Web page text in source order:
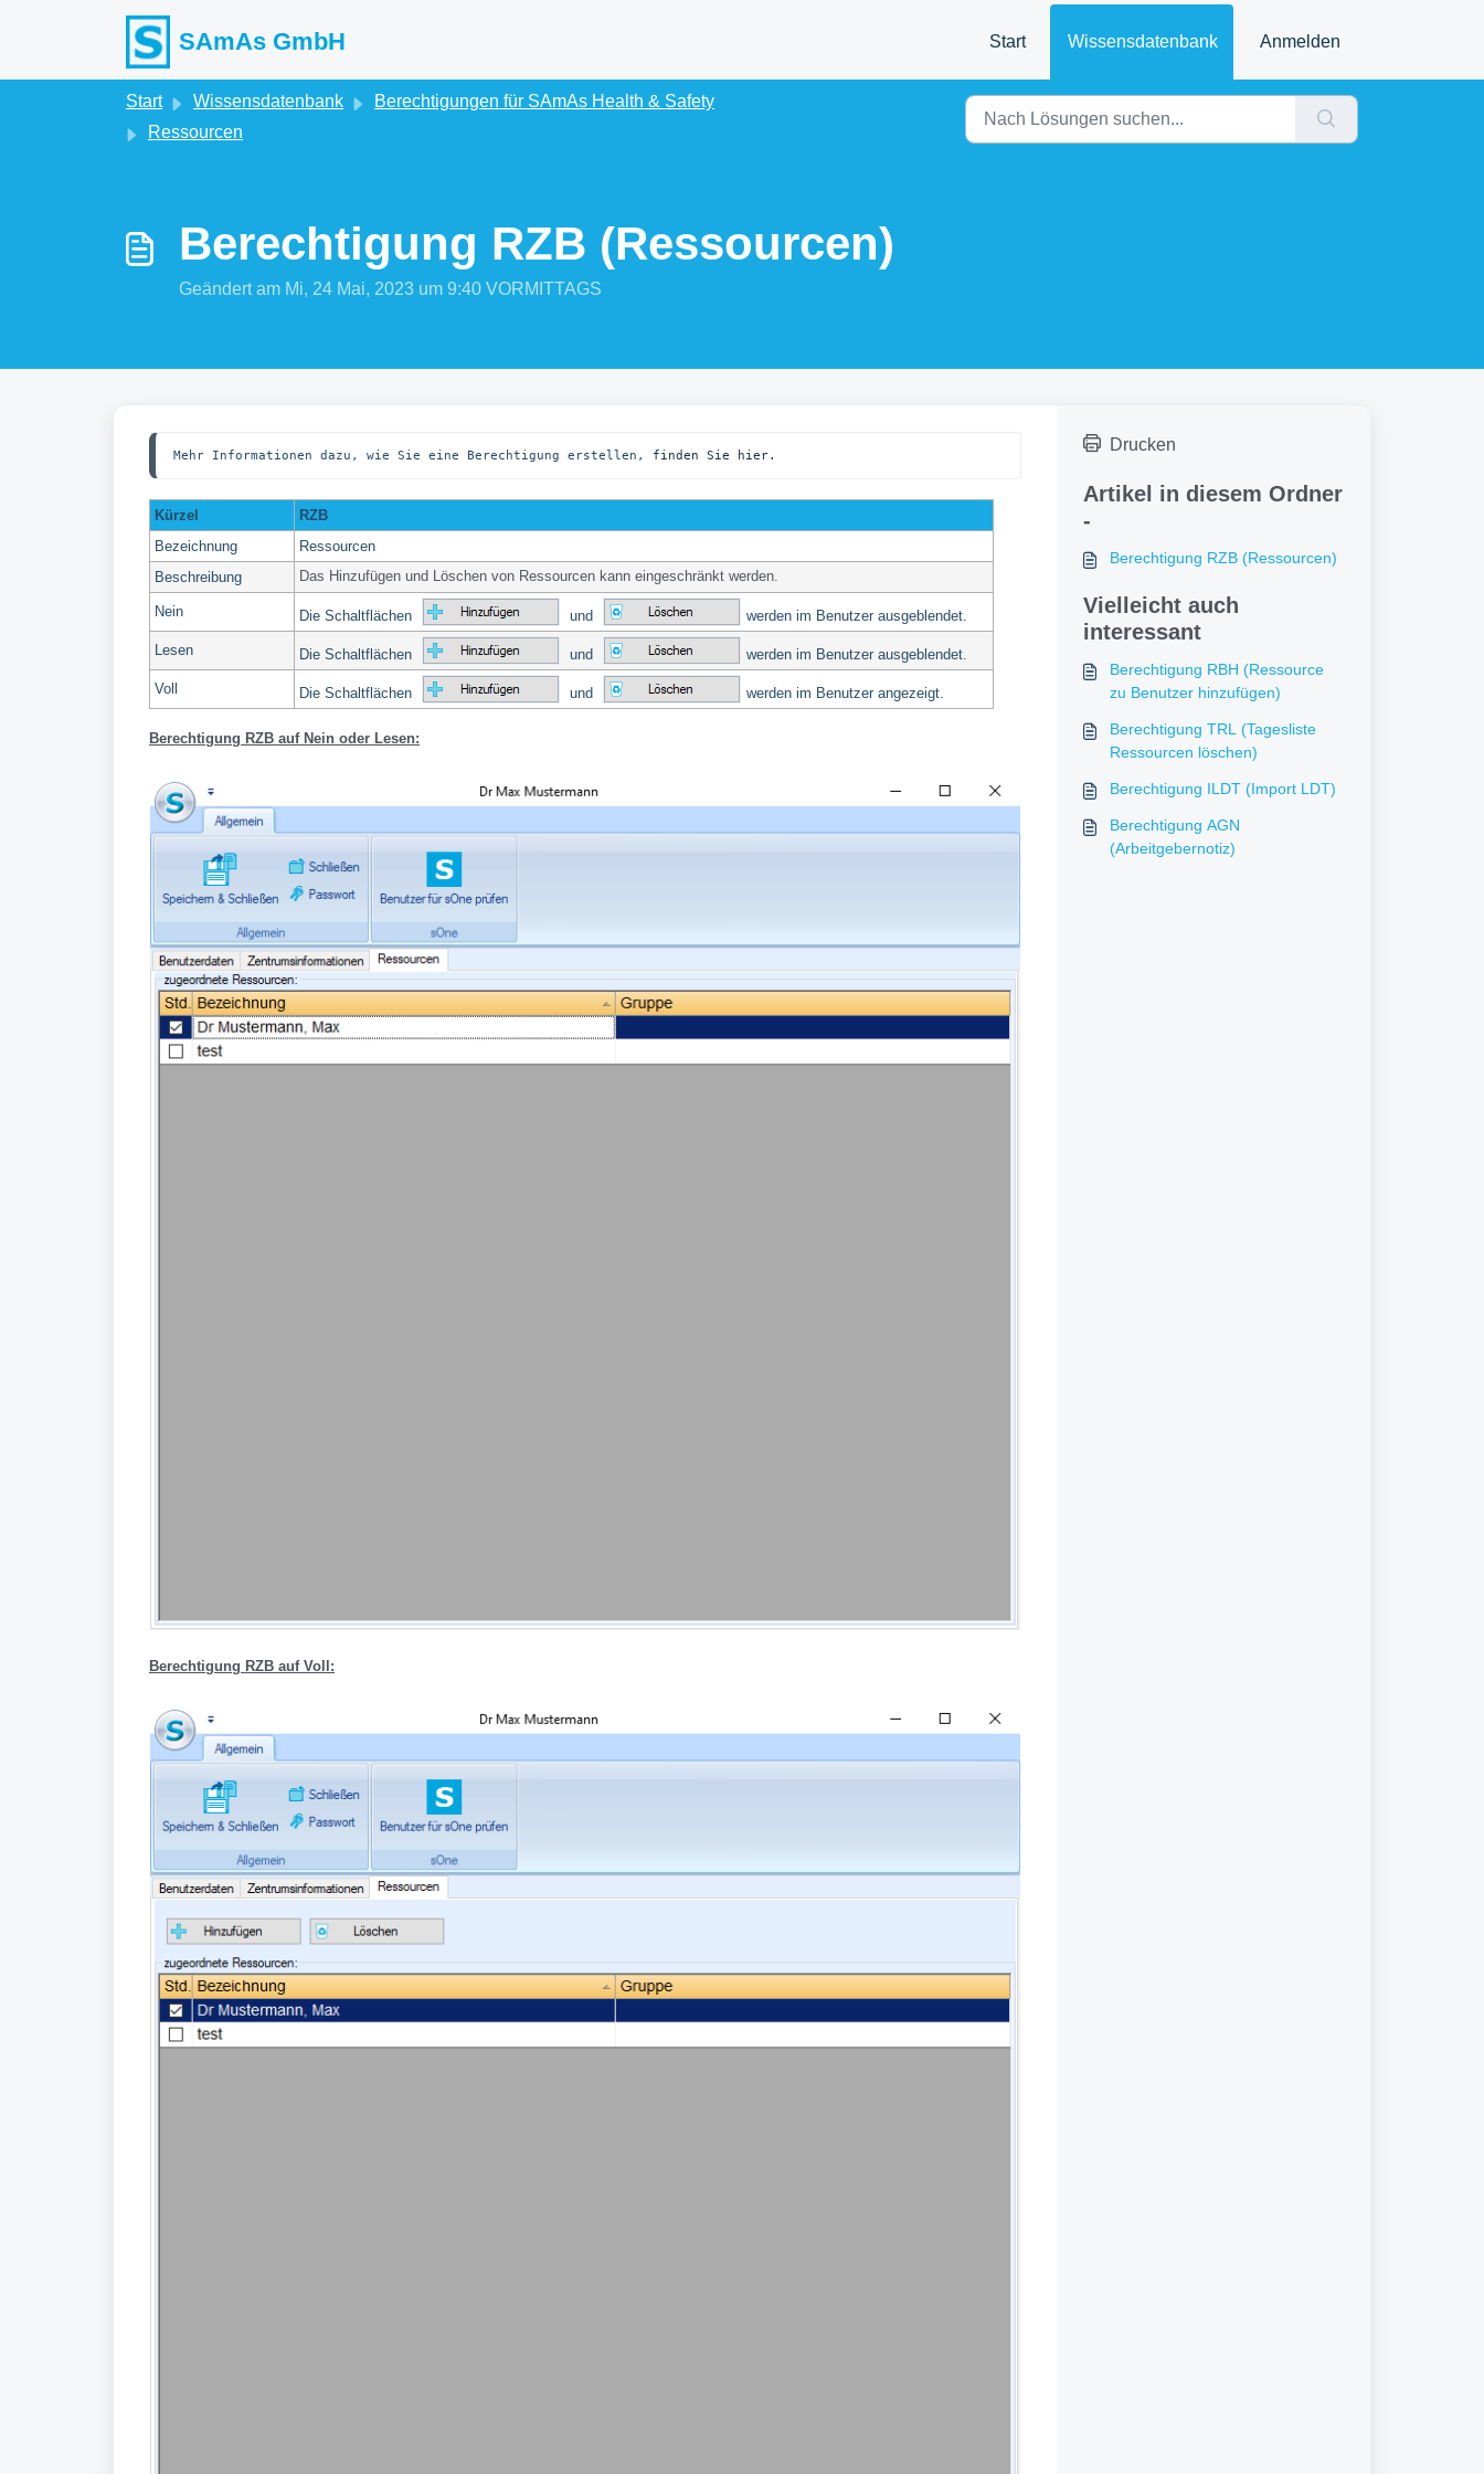
SAmAs GmbH Start Wissensdatenbank Anmelden
Start Wissensdatenbank
Berechtigungen für SAmAs Health & Safety
Ressourcen
Berechtigung RZB (Ressourcen)
Geändert am Mi, 24 Mai, 2023 um 9:40 VORMITTAGS
Mehr Informationen dazu, wie Sie eine Berechtigung erstellen, finden Sie hier.
Kürzel
RZB
Bezeichnung
Ressourcen
Beschreibung
Das Hinzufügen und Löschen von Ressourcen kann eingeschränkt werden.
Nein Die Schaltflächen und werden im Benutzer ausgeblendet.
Lesen Die Schaltflächen und werden im Benutzer ausgeblendet.
Voll Die Schaltflächen und werden im Benutzer angezeigt.
Berechtigung RZB auf Nein oder Lesen:
Berechtigung RZB auf Voll:
Drucken
Artikel in diesem Ordner
-
Berechtigung RZB (Ressourcen)
Vielleicht auch
interessant
Berechtigung RBH (Ressource
zu Benutzer hinzufügen)
Berechtigung TRL (Tagesliste
Ressourcen löschen)
Berechtigung ILDT (Import LDT)
Berechtigung AGN
(Arbeitgebernotiz)